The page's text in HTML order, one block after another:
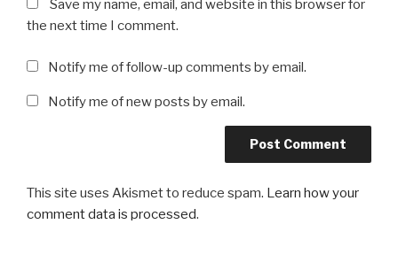
Save my name, email, and website in this browser for
the next time I comment.
Notify me of follow-up comments by email.
Notify me of new posts by email.
This site uses Akismet to reduce spam. Learn how your
comment data is processed.